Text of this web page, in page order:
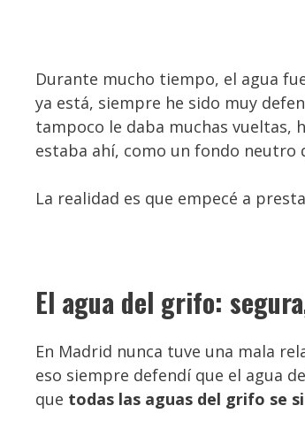
Durante mucho tiempo, el agua
ya está, siempre he sido muy
tampoco le daba muchas vueltas,
estaba ahí, como un fondo neutro
La realidad es que empecé a
El agua del grifo:
En Madrid nunca tuve una mala
eso siempre defendí que el agua
que todas las aguas del grifo se